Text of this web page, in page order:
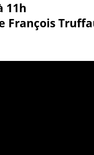
11h
François